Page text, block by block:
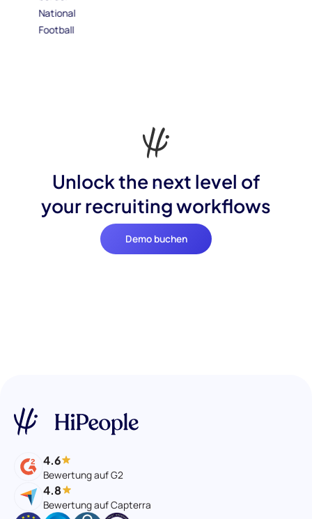
Unlock the next level of
your recruiting workflows
Demo buchen
4.6
Bewertung auf G2
4.8
Bewertung auf Capterra